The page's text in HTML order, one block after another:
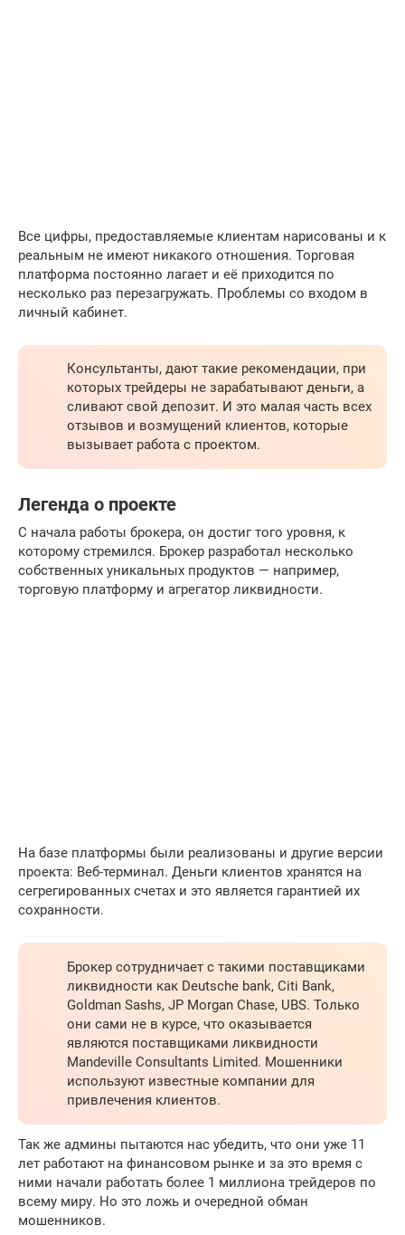
Все цифры, предоставляемые клиентам нарисованы и к
реальным не имеют никакого отношения. Торговая
платформа постоянно лагает и её приходится по
несколько раз перезагружать. Проблемы со входом в
личный кабинет.
Консультанты, дают такие рекомендации, при
которых трейдеры не зарабатывают деньги, а
сливают свой депозит. И это малая часть всех
отзывов и возмущений клиентов, которые
вызывает работа с проектом.
Легенда о проекте
С начала работы брокера, он достиг того уровня, к
которому стремился. Брокер разработал несколько
собственных уникальных продуктов — например,
торговую платформу и агрегатор ликвидности.
На базе платформы были реализованы и другие версии
проекта: Веб-терминал. Деньги клиентов хранятся на
сегрегированных счетах и это является гарантией их
сохранности.
Брокер сотрудничает с такими поставщиками
ликвидности как Deutsche bank, Citi Bank,
Goldman Sashs, JP Morgan Chase, UBS. Только
они сами не в курсе, что оказывается
являются поставщиками ликвидности
Mandeville Consultants Limited. Мошенники
используют известные компании для
привлечения клиентов.
Так же админы пытаются нас убедить, что они уже 11
лет работают на финансовом рынке и за это время с
ними начали работать более 1 миллиона трейдеров по
всему миру. Но это ложь и очередной обман
мошенников.